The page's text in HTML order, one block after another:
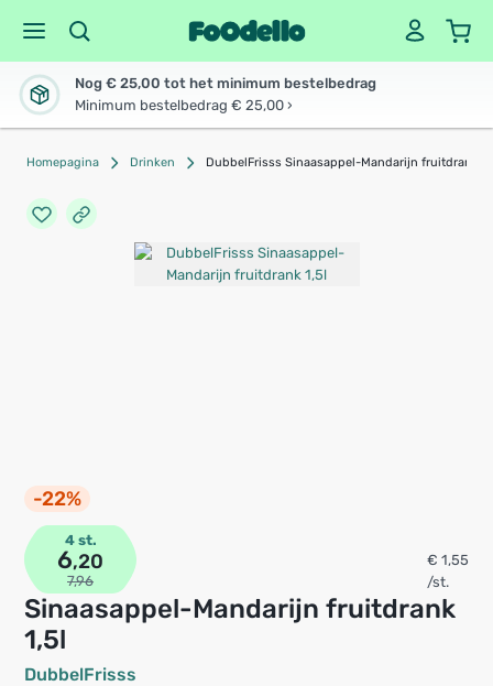
Nog € 25,00 tot het minimum bestelbedrag
Minimum bestelbedrag € 25,00 ›
Homepagina Drinken DubbelFrisss Sinaasappel-Mandarijn fruitdrank
-22%
Sinaasappel-Mandarijn fruitdrank
1,5l
DubbelFrisss
4 st.
6,20
7,96
€ 1,55
/st.